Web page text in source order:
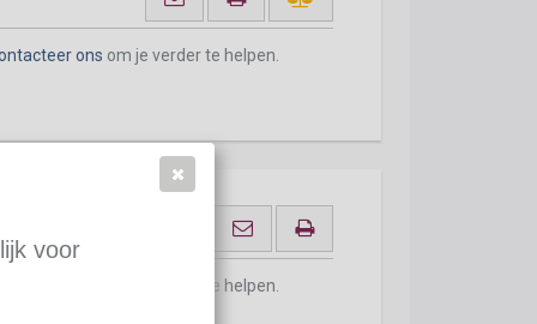
ons om je verder te helpen.
om je verder te helpen.
voor